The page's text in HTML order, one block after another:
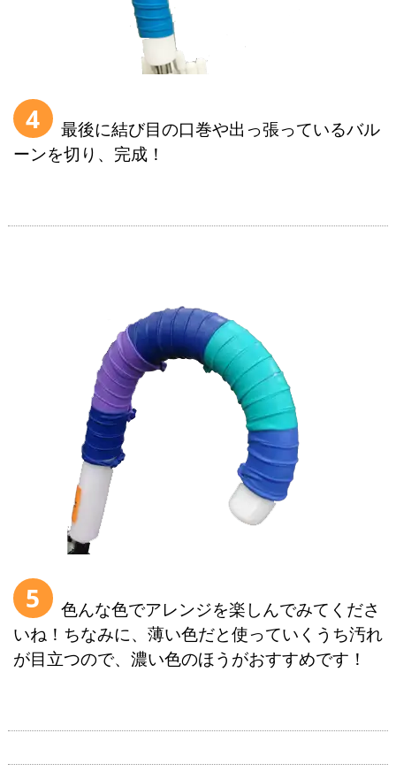
4
最後に結び目の口巻や出っ張っているバル
ーンを切り、完成！
5
色んな色でアレンジを楽しんでみてくださ
いね！ちなみに、薄い色だと使っていくうち汚れ
が目立つので、濃い色のほうがおすすめです！